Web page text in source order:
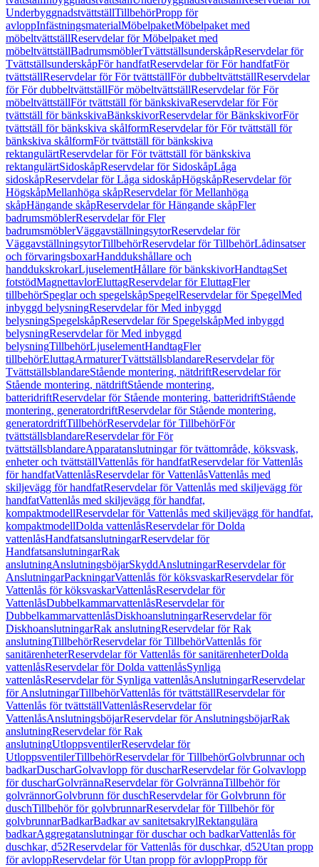
UnderbyggnadstvättställTillbehörPropp för
avloppInfästningsmaterialMöbelpaketMöbelpaket med
möbeltvättställReservdelar för Möbelpaket med
möbeltvättställBadrumsmöblerTvättställsunderskåpReservdelar för
TvättställsunderskåpFör handfatReservdelar för För handfatFör
tvättställReservdelar för För tvättställFör dubbeltvättställReservdelar
för För dubbeltvättställFör möbeltvättställReservdelar för För
möbeltvättställFör tvättställ för bänkskivaReservdelar för För
tvättställ för bänkskivaBänkskivorReservdelar för BänkskivorFör
tvättställ för bänkskiva skålformReservdelar för För tvättställ för
bänkskiva skålformFör tvättställ för bänkskiva
rektangulärtReservdelar för För tvättställ för bänkskiva
rektangulärtSidoskåpReservdelar för SidoskåpLåga
sidoskåpReservdelar för Låga sidoskåpHögskåpReservdelar för
HögskåpMellanhöga skåpReservdelar för Mellanhöga
skåpHängande skåpReservdelar för Hängande skåpFler
badrumsmöblerReservdelar för Fler
badrumsmöblerVäggavställningsytorReservdelar för
VäggavställningsytorTillbehörReservdelar för TillbehörLådinsatser
och förvaringsboxarHanddukshållare och
handdukskrokarLjuselementHållare för bänkskivorHandtagSet
fotstödMagnettavlorEluttagReservdelar för EluttagFler
tillbehörSpeglar och spegelskåpSpegelReservdelar för SpegelMed
inbyggd belysningReservdelar för Med inbyggd
belysningSpegelskåpReservdelar för SpegelskåpMed inbyggd
belysningReservdelar för Med inbyggd
belysningTillbehörLjuselementHandtagFler
tillbehörEluttagArmaturerTvättställsblandareReservdelar för
TvättställsblandareStående montering, nätdriftReservdelar för
Stående montering, nätdriftStående montering,
batteridriftReservdelar för Stående montering, batteridriftStående
montering, generatordriftReservdelar för Stående montering,
generatordriftTillbehörReservdelar för TillbehörFör
tvättställsblandareReservdelar för För
tvättställsblandareApparatanslutningar för tvättområde, köksvask,
enheter och tvättställVattenlås för handfatReservdelar för Vattenlås
för handfatVattenlåsReservdelar för VattenlåsVattenlås med
skiljevägg för handfatReservdelar för Vattenlås med skiljevägg för
handfatVattenlås med skiljevägg för handfat,
kompaktmodellReservdelar för Vattenlås med skiljevägg för handfat,
kompaktmodellDolda vattenlåsReservdelar för Dolda
vattenlåsHandfatsanslutningarReservdelar för
HandfatsanslutningarRak
anslutningAnslutningsböjarSkyddAnslutningarReservdelar för
AnslutningarPackningarVattenlås för köksvaskarReservdelar för
Vattenlås för köksvaskarVattenlåsReservdelar för
VattenlåsDubbelkammarvattenlåsReservdelar för
DubbelkammarvattenlåsDiskhoanslutningarReservdelar för
DiskhoanslutningarRak anslutningReservdelar för Rak
anslutningTillbehörReservdelar för TillbehörVattenlås för
sanitärenheterReservdelar för Vattenlås för sanitärenheterDolda
vattenlåsReservdelar för Dolda vattenlåsSynliga
vattenlåsReservdelar för Synliga vattenlåsAnslutningarReservdelar
för AnslutningarTillbehörVattenlås för tvättställReservdelar för
Vattenlås för tvättställVattenlåsReservdelar för
VattenlåsAnslutningsböjarReservdelar för AnslutningsböjarRak
anslutningReservdelar för Rak
anslutningUtloppsventilerReservdelar för
UtloppsventilerTillbehörReservdelar för TillbehörGolvbrunnar och
badkarDuscharGolvavlopp för duscharReservdelar för Golvavlopp
för duscharGolvrännaReservdelar för GolvrännaTillbehör för
golvrännorGolvbrunn för duschReservdelar för Golvbrunn för
duschTillbehör för golvbrunnarReservdelar för Tillbehör för
golvbrunnarBadkarBadkar av sanitetsakrylRektangulära
badkarAggregatanslutningar för duschar och badkarVattenlås för
duschkar, d52Reservdelar för Vattenlås för duschkar, d52Utan propp
för avloppReservdelar för Utan propp för avloppPropp för